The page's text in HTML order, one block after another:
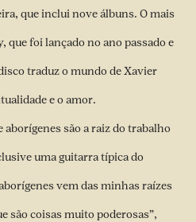
que inclui nove álbuns. O mais
que foi lançado no ano passado e
traduz o mundo de Xavier
e o amor.
aborígenes são a raiz do trabalho
uma guitarra típica do
vem das minhas raízes
são coisas muito poderosas”,